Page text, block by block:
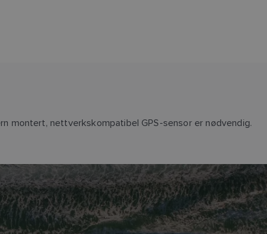
montert, nettverkskompatibel GPS-sensor er nødvendig.